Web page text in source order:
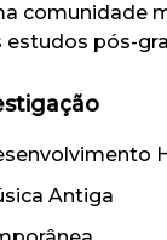
comunidade
estudos pós-
Antiga